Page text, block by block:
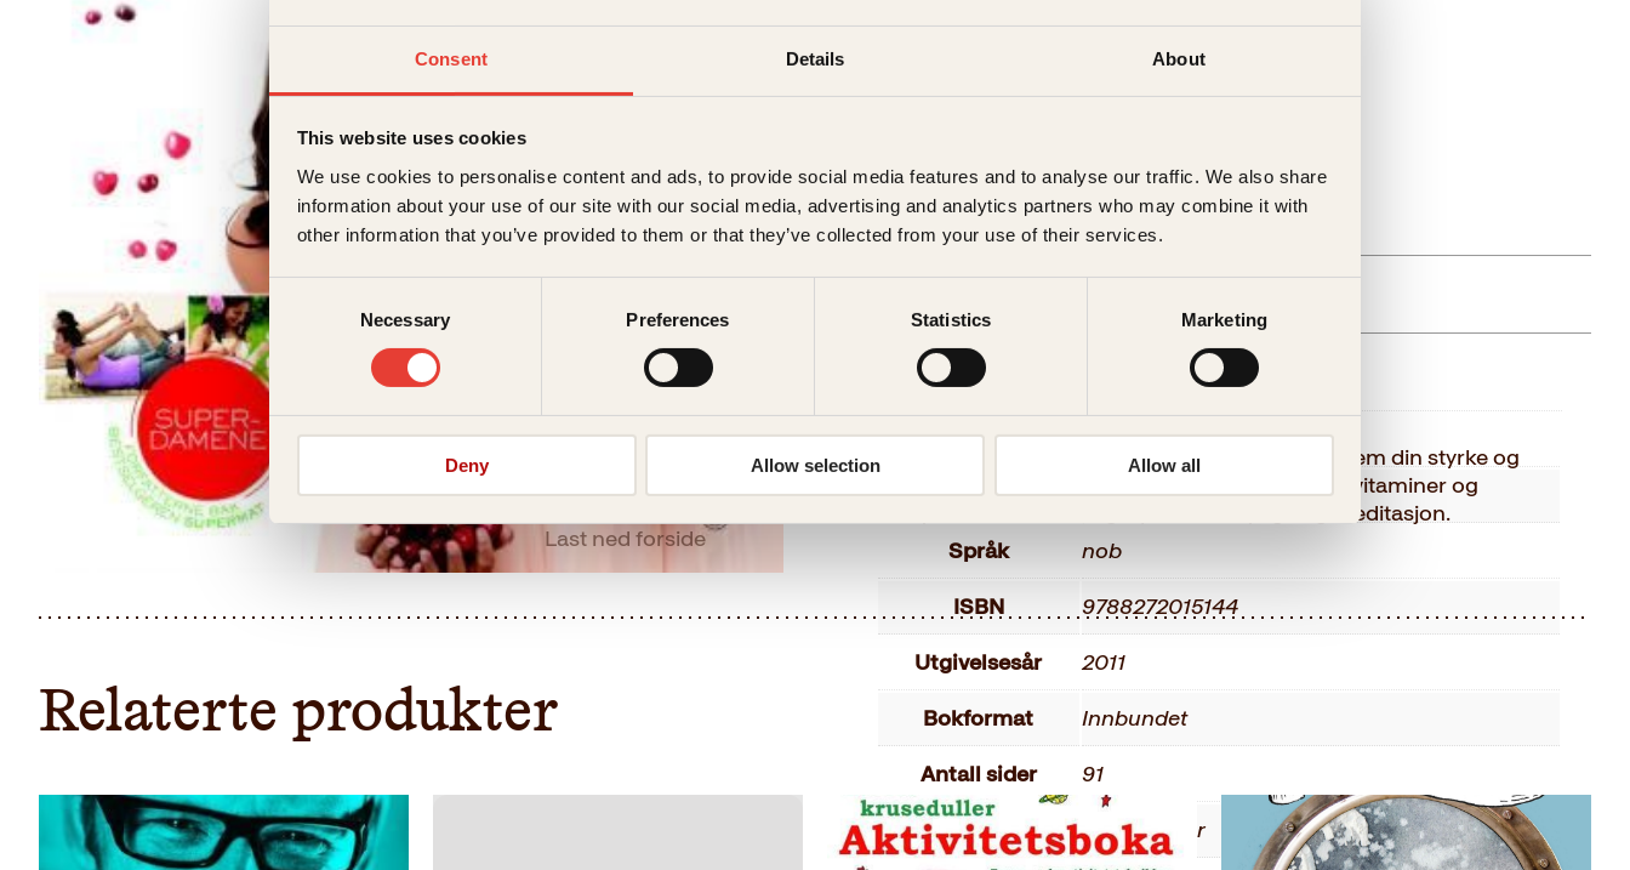
Consent Details About
This website uses cookies
We use cookies to personalise content and ads, to provide social media features and to analyse our traffic. We also share
information about your use of our site with our social media, advertising and analytics partners who may combine it with
other information that you’ve provided to them or that they’ve collected from your use of their services.
Consent
Selection
Necessary Preferences Statistics Marketing
Deny Allow selection Allow all
Last ned forside
Utsolgt
Ikke på lagerIkke tilgjengelig (årsak uspesifisert)
Beskrivelse
Forfatterne gir råd om hvordan du kan bringe frem din styrke og
skjønnhet ved å inkludere supermat, mineraler, vitaminer og
fettsyrer i kostholdet, og å praktisere yoga og meditasjon.
Ekstra detaljer
Forlag Kagge Forlag AS,
Målgruppe Voksen
Språk nob
ISBN 9788272015144
Utgivelsesår 2011
Bokformat Innbundet
Antall sider 91
Litteraturtype Faglitteratur
Relaterte produkter